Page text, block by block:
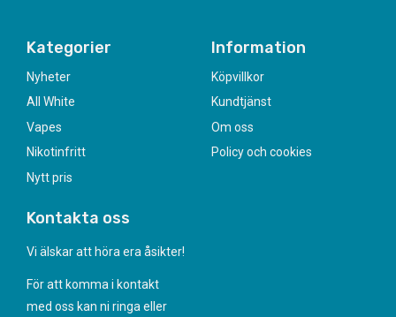
Kategorier
Nyheter
All White
Vapes
Nikotinfritt
Nytt pris
Information
Köpvillkor
Kundtjänst
Om oss
Policy och cookies
Kontakta oss
Vi älskar att höra era åsikter!
För att komma i kontakt
med oss kan ni ringa eller